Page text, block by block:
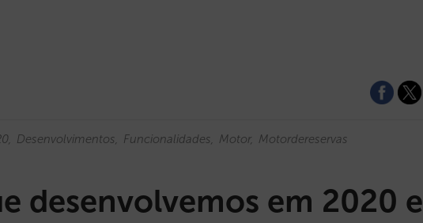
Desenvolvimentos Funcionalidades Motor Motordereservas
desenvolvemos em 2020 e